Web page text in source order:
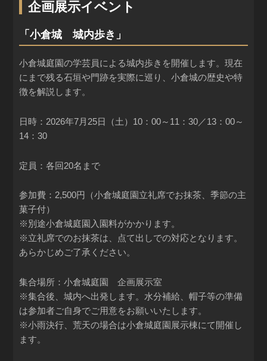
企画展示イベント
「小倉城 城内歩き」
小倉城庭園の学芸員による城内歩きを開催します。現在
にまで残る石垣や門跡を実際に巡り、小倉城の歴史や特
徴を解説します。
日時：2026年7月25日（土）10：00～11：30／13：00～
14：30
定員：各回20名まで
参加費：2,500円（小倉城庭園立礼席でお抹茶、季節の主
菓子付）
※別途小倉城庭園入園料がかかります。
※立礼席でのお抹茶は、点て出しでの対応となります。
あらかじめご了承ください。
集合場所：小倉城庭園 企画展示室
※集合後、城内へ出発します。水分補給、帽子等の準備
は参加者ご自身でご用意をお願いいたします。
※小雨決行、荒天の場合は小倉城庭園展示棟にて開催し
ます。